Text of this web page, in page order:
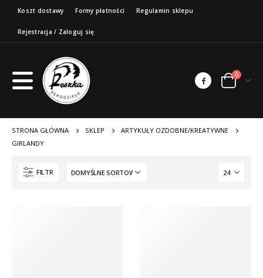
Koszt dostawy Formy płatności Regulamin sklepu
Rejestracja / Zaloguj się
0
STRONA GŁÓWNA SKLEP
ARTYKUŁY OZDOBNE/KREATYWNE
GIRLANDY
FILTR